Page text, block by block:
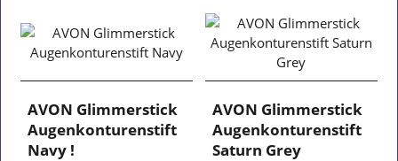
AVON Glimmerstick
Augenkonturenstift
Navy !
AVON Glimmerstick
Augenkonturenstift
Saturn Grey